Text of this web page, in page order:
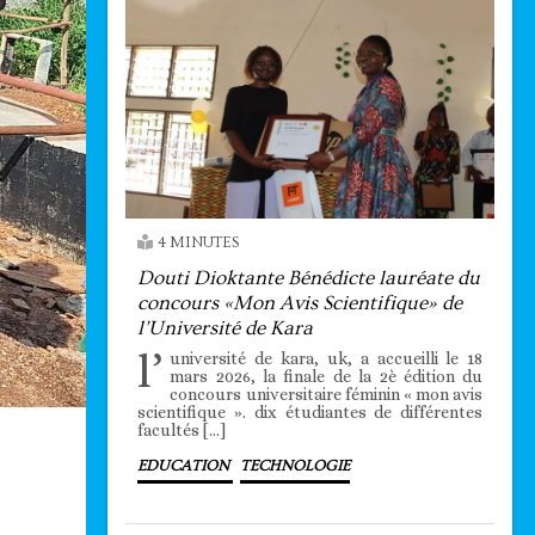
4 MINUTES
Douti Dioktante Bénédicte lauréate du
concours «Mon Avis Scientifique» de
l’Université de Kara
l’ université de kara, uk, a accueilli le 18
mars 2026, la finale de la 2è édition du
concours universitaire féminin « mon avis
scientifique ». dix étudiantes de différentes
facultés […]
EDUCATION TECHNOLOGIE